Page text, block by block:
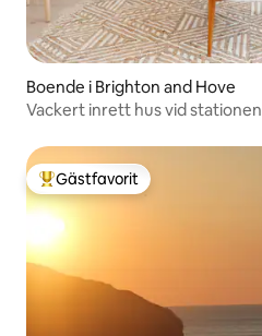
Boende i Brighton and Hove
Vackert inrett hus vid stationen
Populär gästfavorit
Gästfavorit